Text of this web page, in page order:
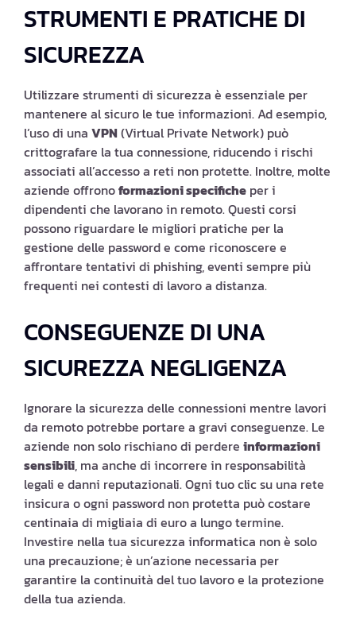
STRUMENTI E PRATICHE DI
SICUREZZA
Utilizzare strumenti di sicurezza è essenziale per
mantenere al sicuro le tue informazioni. Ad esempio,
l’uso di una VPN(Virtual Private Network) può
crittografare la tua connessione, riducendo i rischi
associati all’accesso a reti non protette. Inoltre, molte
aziende offronoformazioni specifiche per i
dipendenti che lavorano in remoto. Questi corsi
possono riguardare le migliori pratiche per la
gestione delle password e come riconoscere e
affrontare tentativi di phishing, eventi sempre più
frequenti nei contesti di lavoro a distanza.
CONSEGUENZE DI UNA
SICUREZZA NEGLIGENZA
Ignorare la sicurezza delle connessioni mentre lavori
da remoto potrebbe portare a gravi conseguenze. Le
aziende non solo rischiano di perdere informazioni
sensibili, ma anche di incorrere in responsabilità
legali e danni reputazionali. Ogni tuo clic su una rete
insicura o ogni password non protetta può costare
centinaia di migliaia di euro a lungo termine.
Investire nella tua sicurezza informatica non è solo
una precauzione; è un’azione necessaria per
garantire la continuità del tuo lavoro e la protezione
della tua azienda.